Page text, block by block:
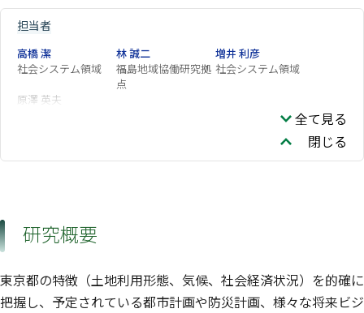
担当者
高橋 潔
社会システム領域
林 誠二
福島地域協働研究拠
点
増井 利彦
社会システム領域
原澤 英夫
全て見る
閉じる
研究概要
東京都の特徴（土地利用形態、気候、社会経済状況）を的確に
把握し、予定されている都市計画や防災計画、様々な将来ビジ